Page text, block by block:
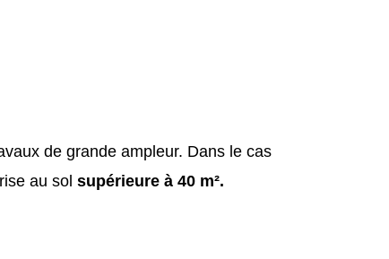
de grande ampleur. Dans le cas
au sol supérieure à 40 m².